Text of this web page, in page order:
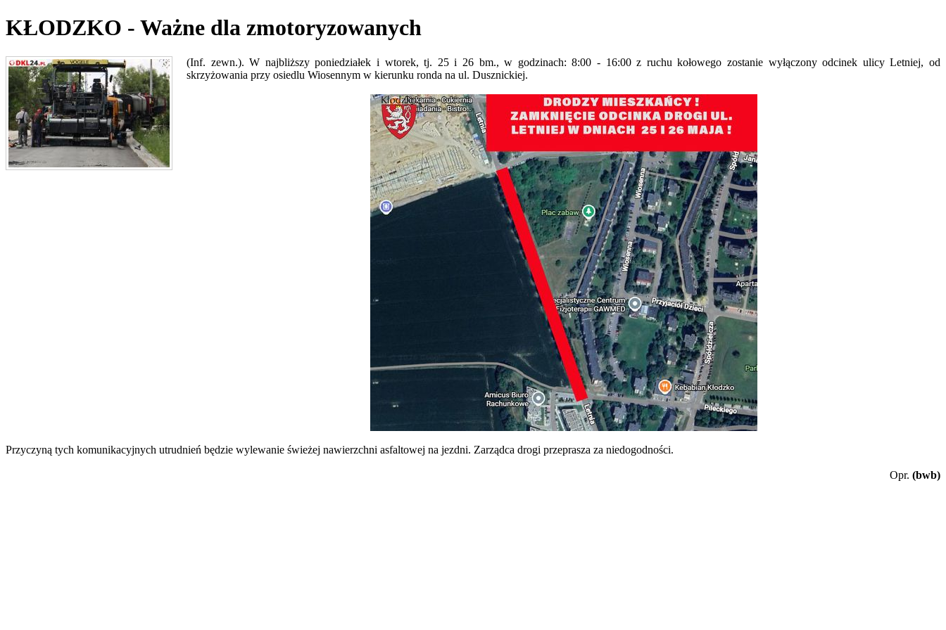
KŁODZKO - Ważne dla zmotoryzowanych
(Inf. zewn.). W najbliższy poniedziałek i wtorek, tj. 25 i 26 bm., w godzinach: 8:00 - 16:00 z ruchu kołowego zostanie wyłączony odcinek ulicy Letniej, od
skrzyżowania przy osiedlu Wiosennym w kierunku ronda na ul. Dusznickiej.
Przyczyną tych komunikacyjnych utrudnień będzie wylewanie świeżej nawierzchni asfaltowej na jezdni. Zarządca drogi przeprasza za niedogodności.
Opr. (bwb)